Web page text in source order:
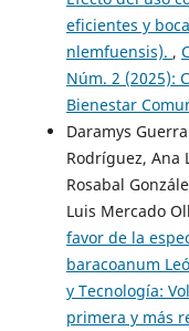
eficientes y
nlemfuensis). ,
Núm. 2 (2025):
Bienestar
Daramys
Rodríguez, Ana
Rosabal
Luis Mercado
favor de la
baracoanum
y Tecnología:
primera y más